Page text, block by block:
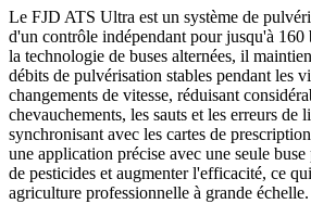
Le FJD ATS Ultra est un système de
d'un contrôle indépendant pour jusqu'à
la technologie de buses alternées, il
débits de pulvérisation stables pendant les
changements de vitesse, réduisant
chevauchements, les sauts et les erreurs de
synchronisant avec les cartes de
une application précise avec une seule
de pesticides et augmenter l'efficacité, ce
agriculture professionnelle à grande échelle.